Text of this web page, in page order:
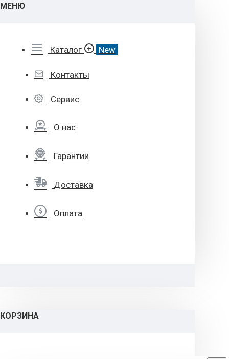
МЕНЮ
Каталог New
Контакты
Сервис
О нас
Гарантии
Доставка
Оплата
КОРЗИНА